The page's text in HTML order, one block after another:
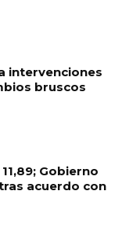
intervenciones
bruscos
Gobierno
acuerdo con